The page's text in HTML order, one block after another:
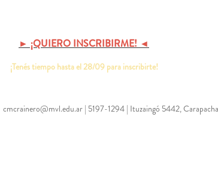
► ¡QUIERO INSCRIBIRME! ◄
¡Tenés tiempo hasta el 28/09 para inscribirte!
cmcrainero@mvl.edu.ar | 5197-1294 | Ituzaingó 5442,